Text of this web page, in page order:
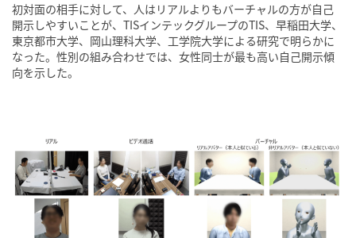
初対面の相手に対して、人はリアルよりもバーチャルの方が自己
開示しやすいことが、TISインテックグループのTIS、早稲田大学、
東京都市大学、岡山理科大学、工学院大学による研究で明らかに
なった。性別の組み合わせでは、女性同士が最も高い自己開示傾
向を示した。